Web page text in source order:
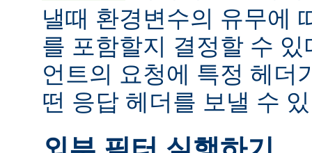
낼때 환경변수의 유무에
를 포함할지 결정할 수
언트의 요청에 특정 헤더
떤 응답 헤더를 보낼 수